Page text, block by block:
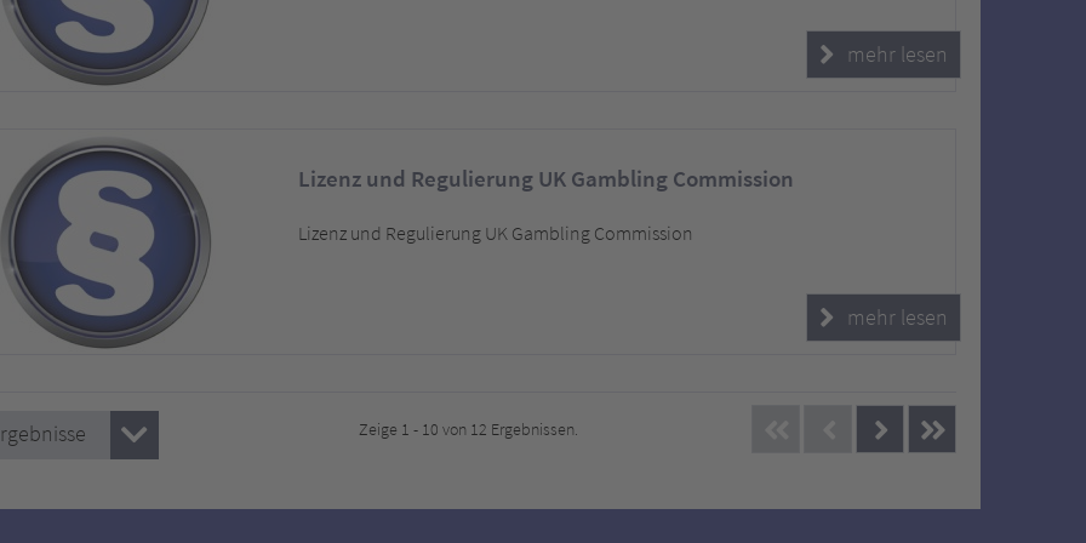
mehr lesen
Lizenz und Regulierung UK Gambling Commission
Lizenz und Regulierung UK Gambling Commission
mehr lesen
Zeige 1 - 10 von 12 Ergebnissen.